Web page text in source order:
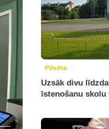
Pilsēta
Uzsāk divu
īstenošanu